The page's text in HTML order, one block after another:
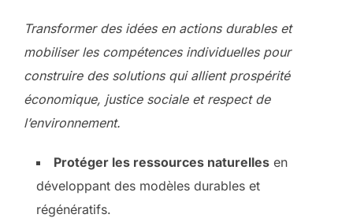
Transformer des idées en actions durables et
mobiliser les compétences individuelles pour
construire des solutions qui allient prospérité
économique, justice sociale et respect de
l’environnement.
Protéger les ressources naturelles en
développant des modèles durables et
régénératifs.